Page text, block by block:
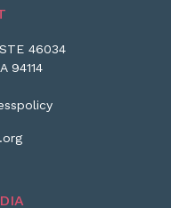
46034
94114